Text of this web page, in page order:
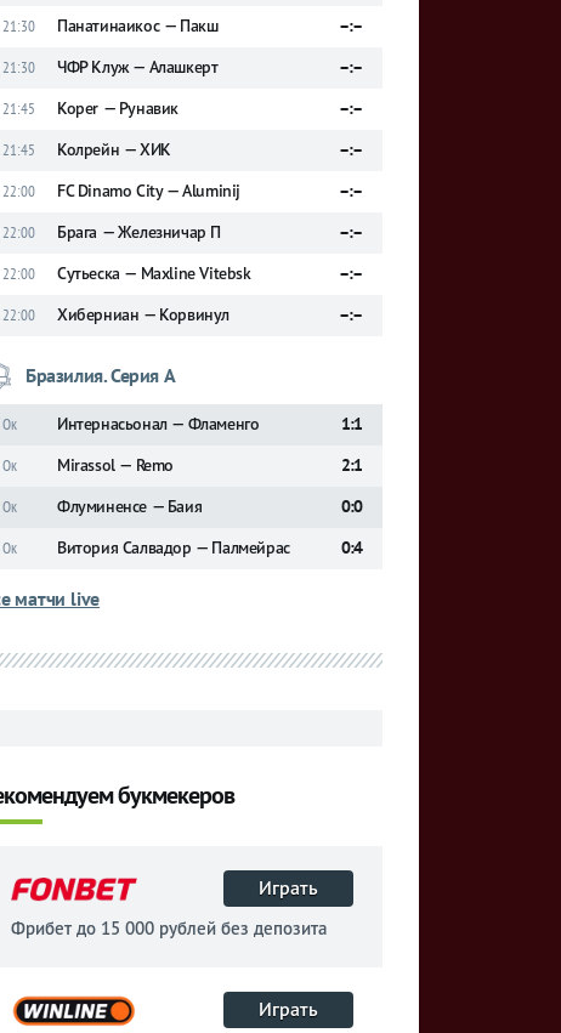
21:30 Панатинаикос — Пакш –:–
21:30 ЧФР Клуж — Алашкерт –:–
21:45 Koper — Рунавик –:–
21:45 Колрейн — ХИК –:–
22:00 FC Dinamo City — Aluminij –:–
22:00 Брага — Железничар П –:–
22:00 Сутьеска — Maxline Vitebsk –:–
22:00 Хиберниан — Корвинул –:–
Бразилия. Серия А
Ок Интернасьонал — Фламенго 1:1
Ок Mirassol — Remo 2:1
Ок Флуминенсе — Баия 0:0
Ок Витория Салвадор — Палмейрас 0:4
матчи live
букмекеров
Играть
Фрибет до 15 000 рублей без депозита
Играть